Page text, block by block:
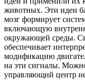
животных. Эти идеи
мозг формирует
включающую
окружающей среды.
обеспечивает
модификацию
на эти сигналы.
управляющий центр